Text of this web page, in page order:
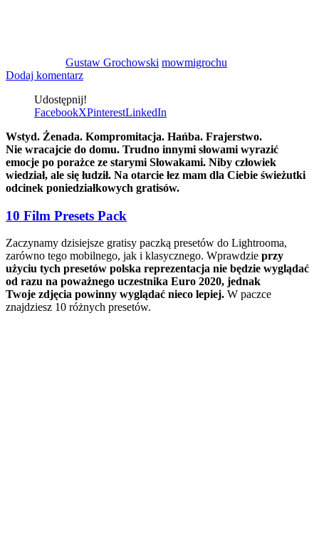
Gustaw Grochowski mowmigrochu
Dodaj komentarz
Udostępnij!
FacebookXPinterestLinkedIn
Wstyd. Żenada. Kompromitacja. Hańba. Frajerstwo.
Nie wracajcie do domu. Trudno innymi słowami wyrazić
emocje po porażce ze starymi Słowakami. Niby człowiek
wiedział, ale się łudził. Na otarcie łez mam dla Ciebie świeżutki
odcinek poniedziałkowych gratisów.
10 Film Presets Pack
Zaczynamy dzisiejsze gratisy paczką presetów do Lightrooma,
zarówno tego mobilnego, jak i klasycznego. Wprawdzie przy
użyciu tych presetów polska reprezentacja nie będzie wyglądać
od razu na poważnego uczestnika Euro 2020, jednak
Twoje zdjęcia powinny wyglądać nieco lepiej. W paczce
znajdziesz 10 różnych presetów.